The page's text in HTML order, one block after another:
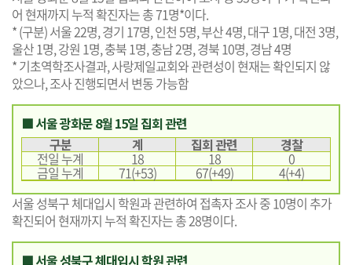
어 현재까지 누적 확진자는 총 71명*이다.
* (구분) 서울 22명, 경기 17명, 인천 5명, 부산 4명, 대구 1명, 대전 3명,
울산 1명, 강원 1명, 충북 1명, 충남 2명, 경북 10명, 경남 4명
* 기초역학조사결과, 사랑제일교회와 관련성이 현재는 확인되지 않
았으나, 조사 진행되면서 변동 가능함
■ 서울 광화문 8월 15일 집회 관련
구분
계 집회 관련 경찰
전일 누계 18 18 0
금일 누계 71(+53) 67(+49)
4(+4)
서울 성북구 체대입시 학원과 관련하여 접촉자 조사 중 10명이 추가
확진되어 현재까지 누적 확진자는 총 28명이다.
■ 서울 성북구 체대입시 학원 관련